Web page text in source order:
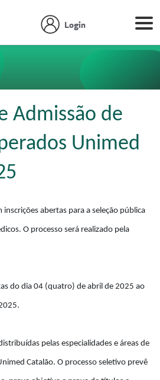
Login
Admissão de
Unimed
abertas para a seleção pública
O processo será realizado pela
do dia 04 (quatro) de abril de 2025 ao
pelas especialidades e áreas de
Catalão. O processo seletivo prevê